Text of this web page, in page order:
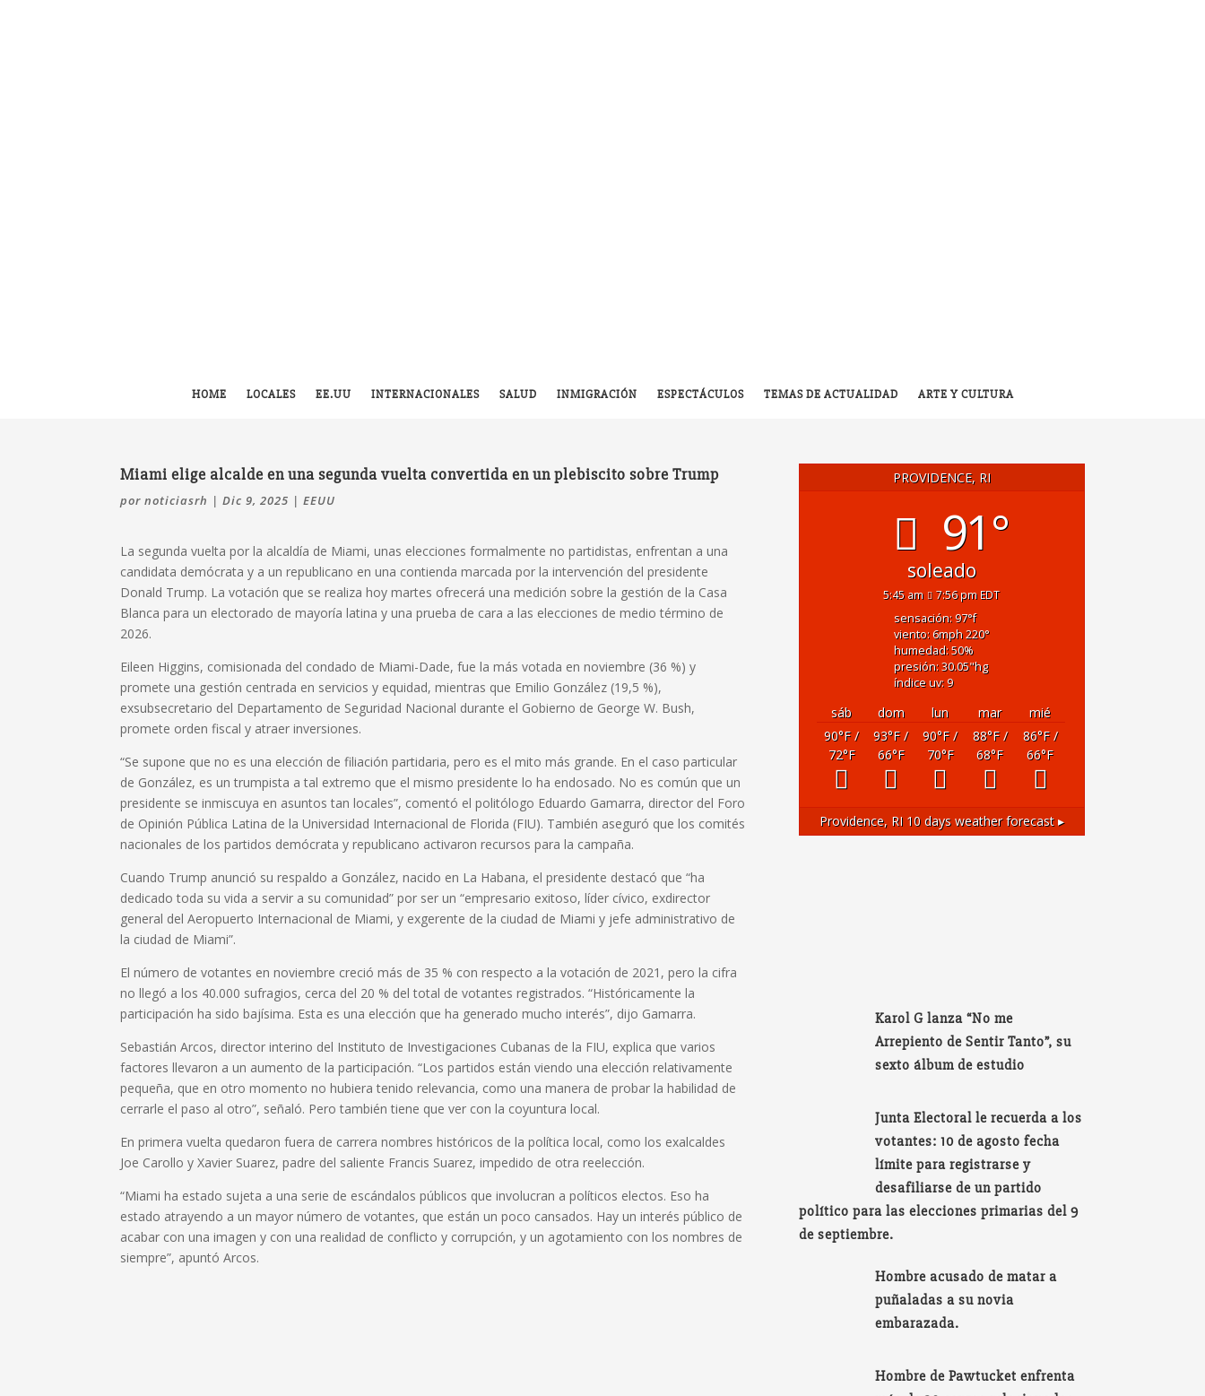
HOME LOCALES EE.UU INTERNACIONALES SALUD INMIGRACIÓN ESPECTÁCULOS TEMAS DE ACTUALIDAD ARTE Y CULTURA
Miami elige alcalde en una segunda vuelta convertida en un plebiscito sobre Trump
pornoticiasrh |Dic 9, 2025 |EEUU
La segunda vuelta por la alcaldía de Miami, unas elecciones formalmente no partidistas, enfrentan a una
candidata demócrata y a un republicano en una contienda marcada por la intervención del presidente
Donald Trump. La votación que se realiza hoy martes ofrecerá una medición sobre la gestión de la Casa
Blanca para un electorado de mayoría latina y una prueba de cara a las elecciones de medio término de
2026.
Eileen Higgins, comisionada del condado de Miami-Dade, fue la más votada en noviembre (36 %) y
promete una gestión centrada en servicios y equidad, mientras que Emilio González (19,5 %),
exsubsecretario del Departamento de Seguridad Nacional durante el Gobierno de George W. Bush,
promete orden fiscal y atraer inversiones.
“Se supone que no es una elección de filiación partidaria, pero es el mito más grande. En el caso particular
de González, es un trumpista a tal extremo que el mismo presidente lo ha endosado. No es común que un
presidente se inmiscuya en asuntos tan locales”, comentó el politólogo Eduardo Gamarra, director del Foro
de Opinión Pública Latina de la Universidad Internacional de Florida (FIU). También aseguró que los comités
nacionales de los partidos demócrata y republicano activaron recursos para la campaña.
Cuando Trump anunció su respaldo a González, nacido en La Habana, el presidente destacó que “ha
dedicado toda su vida a servir a su comunidad” por ser un “empresario exitoso, líder cívico, exdirector
general del Aeropuerto Internacional de Miami, y exgerente de la ciudad de Miami y jefe administrativo de
la ciudad de Miami”.
El número de votantes en noviembre creció más de 35 % con respecto a la votación de 2021, pero la cifra
no llegó a los 40.000 sufragios, cerca del 20 % del total de votantes registrados. “Históricamente la
participación ha sido bajísima. Esta es una elección que ha generado mucho interés”, dijo Gamarra.
Sebastián Arcos, director interino del Instituto de Investigaciones Cubanas de la FIU, explica que varios
factores llevaron a un aumento de la participación. “Los partidos están viendo una elección relativamente
pequeña, que en otro momento no hubiera tenido relevancia, como una manera de probar la habilidad de
cerrarle el paso al otro”, señaló. Pero también tiene que ver con la coyuntura local.
En primera vuelta quedaron fuera de carrera nombres históricos de la política local, como los exalcaldes
Joe Carollo y Xavier Suarez, padre del saliente Francis Suarez, impedido de otra reelección.
“Miami ha estado sujeta a una serie de escándalos públicos que involucran a políticos electos. Eso ha
estado atrayendo a un mayor número de votantes, que están un poco cansados. Hay un interés público de
acabar con una imagen y con una realidad de conflicto y corrupción, y un agotamiento con los nombres de
siempre”, apuntó Arcos.
PROVIDENCE, RI
91°
soleado
5:45 am 7:56 pm EDT
sensación: 97°f
viento: 6mph220°
humedad: 50%
presión: 30.05"hg
índice uv: 9
sáb dom lun mar
mié
90°F/
72°F
93°F/
66°F
90°F/
70°F
88°F/
68°F
86°F/
66°F
Providence, RI10 days weather forecast ▸
Karol G lanza “No me
Arrepiento de Sentir Tanto”, su
sexto álbum de estudio
Junta Electoral le recuerda a los
votantes: 10 de agosto fecha
límite para registrarse y
desafiliarse de un partido
político para las elecciones primarias del 9
de septiembre.
Hombre acusado de matar a
puñaladas a su novia
embarazada.
Hombre de Pawtucket enfrenta